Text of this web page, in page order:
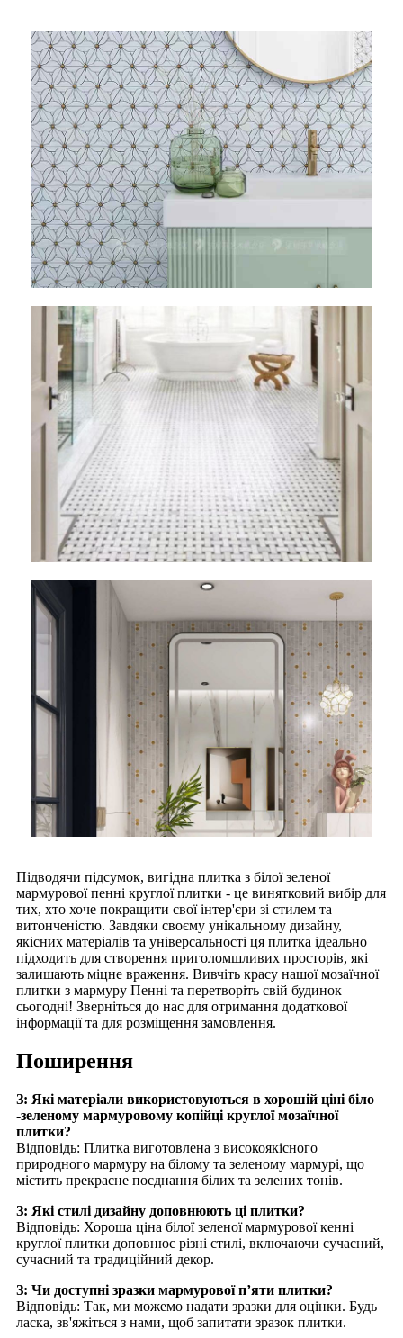
Підводячи підсумок, вигідна плитка з білої зеленої
мармурової пенні круглої плитки - це винятковий вибір для
тих, хто хоче покращити свої інтер'єри зі стилем та
витонченістю. Завдяки своєму унікальному дизайну,
якісних матеріалів та універсальності ця плитка ідеально
підходить для створення приголомшливих просторів, які
залишають міцне враження. Вивчіть красу нашої мозаїчної
плитки з мармуру Пенні та перетворіть свій будинок
сьогодні! Зверніться до нас для отримання додаткової
інформації та для розміщення замовлення.
Поширення
З: Які матеріали використовуються в хорошій ціні біло
-зеленому мармуровому копійці круглої мозаїчної
плитки?
Відповідь: Плитка виготовлена ​​з високоякісного
природного мармуру на білому та зеленому мармурі, що
містить прекрасне поєднання білих та зелених тонів.
З: Які стилі дизайну доповнюють ці плитки?
Відповідь: Хороша ціна білої зеленої мармурової кенні
круглої плитки доповнює різні стилі, включаючи сучасний,
сучасний та традиційний декор.
З: Чи доступні зразки мармурової п’яти плитки?
Відповідь: Так, ми можемо надати зразки для оцінки. Будь
ласка, зв'яжіться з нами, щоб запитати зразок плитки.